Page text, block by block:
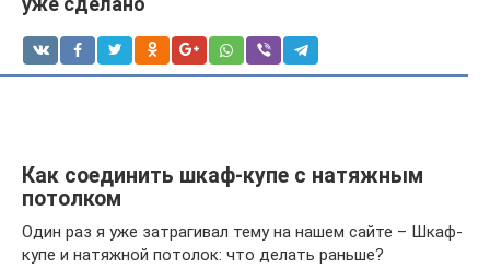
Как соединить шкаф-купе с натяжным
потолком
Один раз я уже затрагивал тему на нашем сайте – Шкаф-
купе и натяжной потолок: что делать раньше?